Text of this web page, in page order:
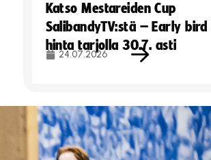
Katso Mestareiden Cup
SalibandyTV:stä – Early
hinta tarjolla 30.7. asti
24.07.2026